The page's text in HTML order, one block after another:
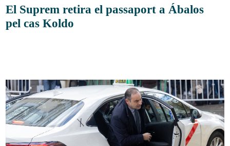
El Suprem retira el passaport a Ábalos
pel cas Koldo